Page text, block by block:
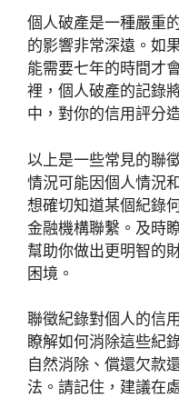
個人破產是一種嚴重
的影響非常深遠。如
能需要七年的時間才
裡，個人破產的記錄
中，對你的信用評分
以上是一些常見的聯
情況可能因個人情況
想確切知道某個紀錄
金融機構聯繫。及時
幫助你做出更明智的
困境。
聯徵紀錄對個人的信
瞭解如何消除這些紀
自然消除、償還欠款
法。請記住，建議在